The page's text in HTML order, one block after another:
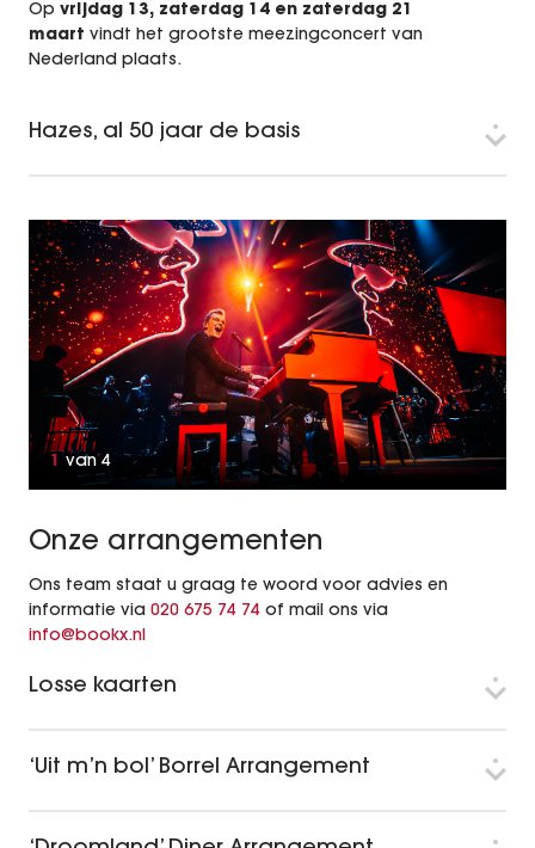
Op vrijdag 13, zaterdag 14 en zaterdag 21
maart vindt het grootste meezingconcert van
Nederland plaats.
Hazes, al 50 jaar de basis
1 van4
Onze arrangementen
Ons team staat u graag te woord voor advies en
informatie via 020 675 74 74 of mail ons via
info@bookx.nl
Losse kaarten
‘Uit m’n bol’ Borrel Arrangement